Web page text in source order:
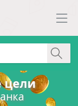
цели